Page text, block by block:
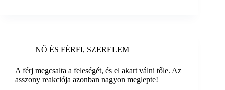
NŐ ÉS FÉRFI, SZERELEM
A férj megcsalta a feleségét, és el akart válni tőle. Az
asszony reakciója azonban nagyon meglepte!